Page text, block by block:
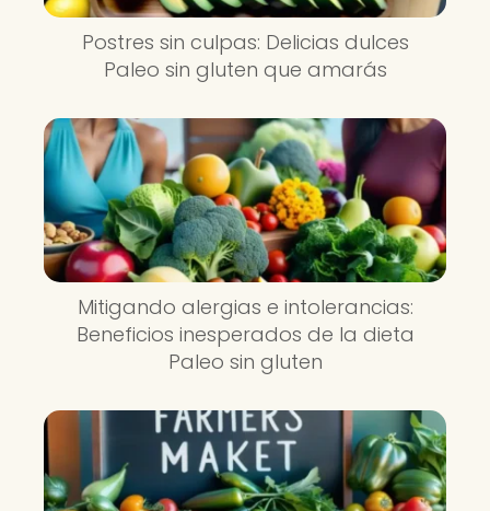
Postres sin culpas: Delicias dulces
Paleo sin gluten que amarás
Mitigando alergias e intolerancias:
Beneficios inesperados de la dieta
Paleo sin gluten